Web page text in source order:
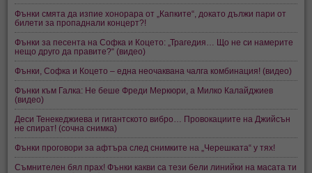
Фънки смята да изпие хонорара от „Капките“, докато дължи пари от
билети за пропаднали концерт?!
Фънки за песента на Софка и Коцето: „Трагедия… Що не си намерите
нещо друго да правите?“ (видео)
Фънки, Софка и Коцето – една неочаквана чалга комбинация! (видео)
Фънки към Галка: Не беше Фреди Меркюри, а Милко Калайджиев
(видео)
Деси Тенекеджиева и гигантското вибро… Провокациите на Джийсън
не спират! (сочна снимка)
Фънки проговори за афтъра след снимките на „Черешката“ у тях!
Съмнителен бял прах! Фънки какви са тези бели линийки на масата ти